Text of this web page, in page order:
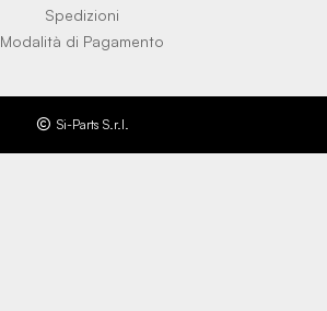
Spedizioni
Modalità di Pagamento
Si-Parts S.r.l.